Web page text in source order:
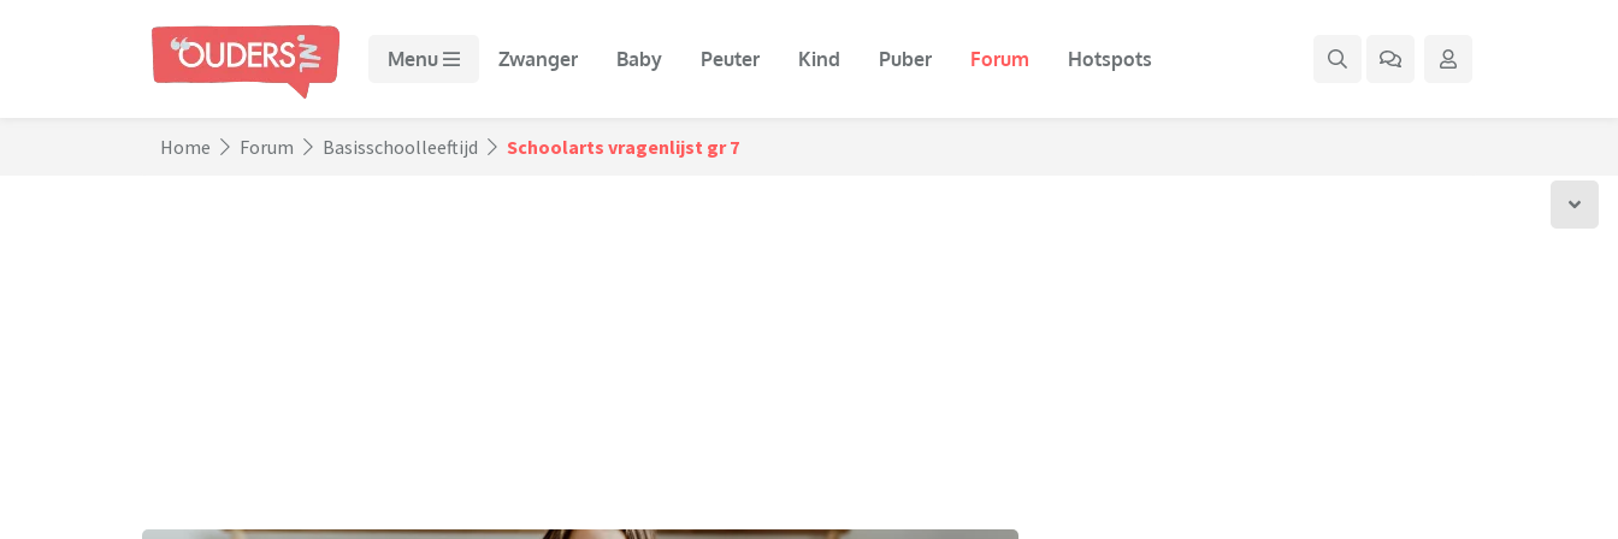
Menu Zwanger Baby Peuter Kind Puber Forum Hotspots
Home Forum Basisschoolleeftijd Schoolarts vragenlijst gr 7